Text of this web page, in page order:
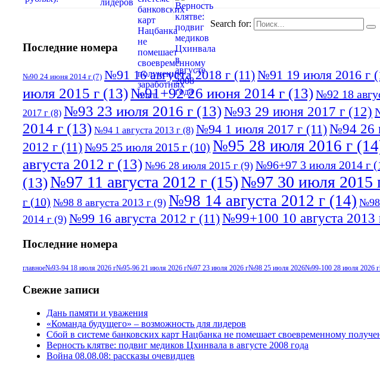
Search for:
Последние номера
№90 24 июня 2014 г (7) №91 16 августа 2018 г (11)№91 19 июля 2016 г
июля 2015 г (13)№91+92 26 июня 2014 г (13)№92 18
2017 г (8) №93 23 июля 2016 г (13)№93 29 июня 2017 г (12)
2014 г (13) №94 1 августа 2013 г (8) №94 1 июля 2017 г (11)№94 26
2012 г (11)№95 25 июля 2015 г (10) №95 28 июля 2016 г
августа 2012 г (13) №96 28 июля 2015 г (9) №96+97 3 июля 2014 г
(13)№97 11 августа 2012 г (15)№97 30 июля 2015
г (10) №98 8 августа 2013 г (9) №98 14 августа 2012 г (14)
2014 г (9) №99 16 августа 2012 г (11)№99+100 10 августа 2013
Последние номера
главное№93-94 18 июля 2026 г№95-96 21 июля 2026 г№97 23 июля 2026 г№98 25 июля 2026№99-100 28 июля 2026 г
Свежие записи
Дань памяти и уважения
«Команда будущего» – возможность для лидеров
Сбой в системе банковских карт Нацбанка не помешает своевременному
Верность клятве: подвиг медиков Цхинвала в августе 2008 года
Война 08.08.08: рассказы очевидцев